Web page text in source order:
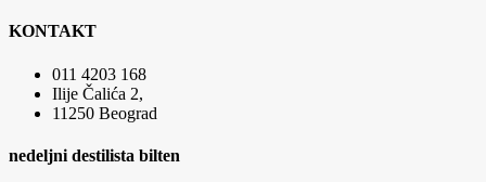
KONTAKT
011 4203 168
Ilije Čalića 2,
11250 Beograd
nedeljni destilista bilten